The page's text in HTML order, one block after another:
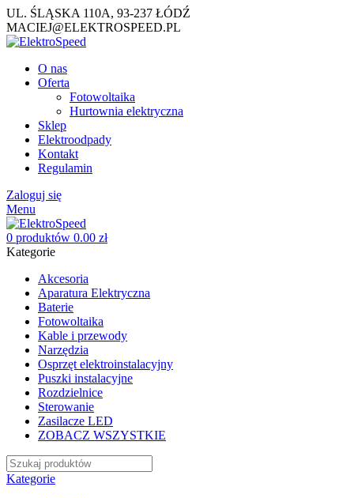
UL. ŚLĄSKA 110A, 93-237 ŁÓDŹ
MACIEJ@ELEKTROSPEED.PL
O nas
Oferta
Fotowoltaika
Hurtownia elektryczna
Sklep
Elektroodpady
Kontakt
Regulamin
Zaloguj się
Menu
0 produktów 0.00 zł
Kategorie
Akcesoria
Aparatura Elektryczna
Baterie
Fotowoltaika
Kable i przewody
Narzędzia
Osprzęt elektroinstalacyjny
Puszki instalacyjne
Rozdzielnice
Sterowanie
Zasilacze LED
ZOBACZ WSZYSTKIE
Kategorie